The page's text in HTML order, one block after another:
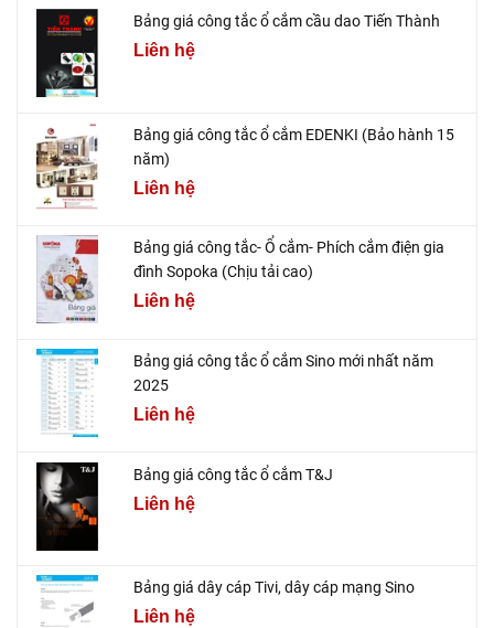
Bảng giá công tắc ổ cắm cầu dao Tiến Thành
Liên hệ
Bảng giá công tắc ổ cắm EDENKI (Bảo hành 15
năm)
Liên hệ
Bảng giá công tắc- Ổ cắm- Phích cắm điện gia
đình Sopoka (Chịu tải cao)
Liên hệ
Bảng giá công tắc ổ cắm Sino mới nhất năm
2025
Liên hệ
Bảng giá công tắc ổ cắm T&J
Liên hệ
Bảng giá dây cáp Tivi, dây cáp mạng Sino
Liên hệ